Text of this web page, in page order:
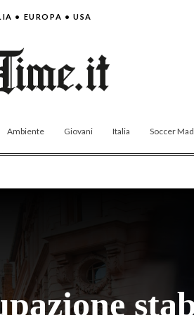
• EUROPA • USA
Ambiente Giovani Italia Soccer